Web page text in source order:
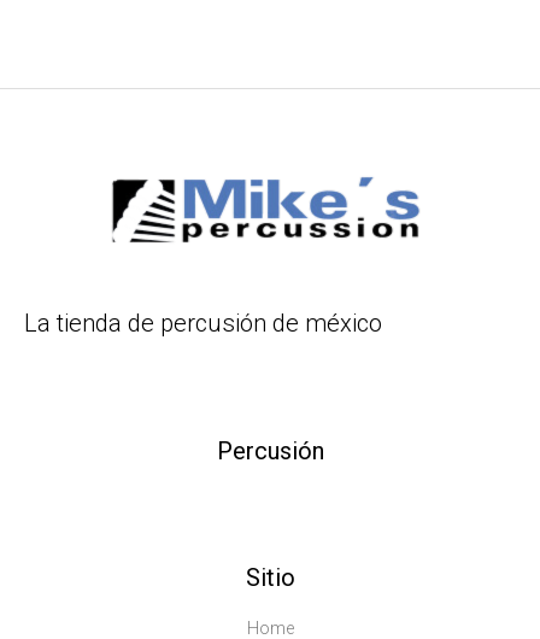
La tienda de percusión de méxico
Percusión
Sitio
Home